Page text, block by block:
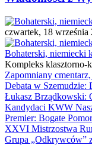
czwartek, 18 września
Bohaterski, niemiecki
Kompleks klasztorno-
Zapomniany
Debata w
Łukasz Brządkowski:
Kandydaci KWW
Premier: Bogate
XXVI Mistrzostwa
Grupa „Odkrywców”